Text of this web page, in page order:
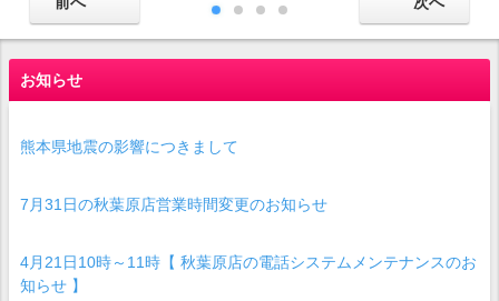
お知らせ
熊本県地震の影響につきまして
7月31日の秋葉原店営業時間変更のお知らせ
4月21日10時～11時【 秋葉原店の電話システムメンテナンスのお
知らせ 】